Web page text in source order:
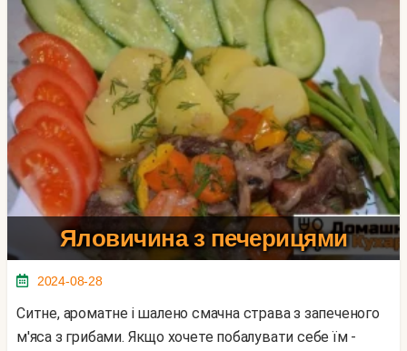
Яловичина з печерицями
2024-08-28
Ситне, ароматне і шалено смачна страва з запеченого
м'яса з грибами. Якщо хочете побалувати себе їм -